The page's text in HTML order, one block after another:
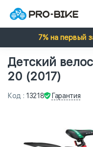
7% на первый
Детский
20 (2017)
Код : 13218 Гарантия